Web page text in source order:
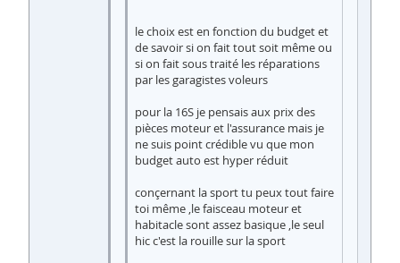
le choix est en fonction du budget et
de savoir si on fait tout soit même ou
si on fait sous traité les réparations
par les garagistes voleurs
pour la 16S je pensais aux prix des
pièces moteur et l'assurance mais je
ne suis point crédible vu que mon
budget auto est hyper réduit
conçernant la sport tu peux tout faire
toi même ,le faisceau moteur et
habitacle sont assez basique ,le seul
hic c'est la rouille sur la sport